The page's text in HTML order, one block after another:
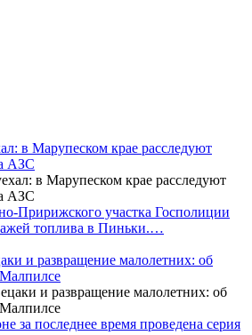
в Марупеском крае расследуют
АЗС
Пририжского участка Госполиции
топлива в Пиньки.…
и развращение малолетних: об
за последнее время проведена серия